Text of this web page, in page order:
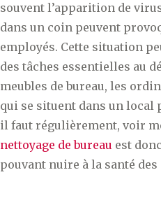
souvent l’apparition de
dans un coin peuvent
employés. Cette situation
des tâches essentielles au
meubles de bureau, les
qui se situent dans un local
il faut régulièrement, voir
nettoyage de bureau est
pouvant nuire à la santé des